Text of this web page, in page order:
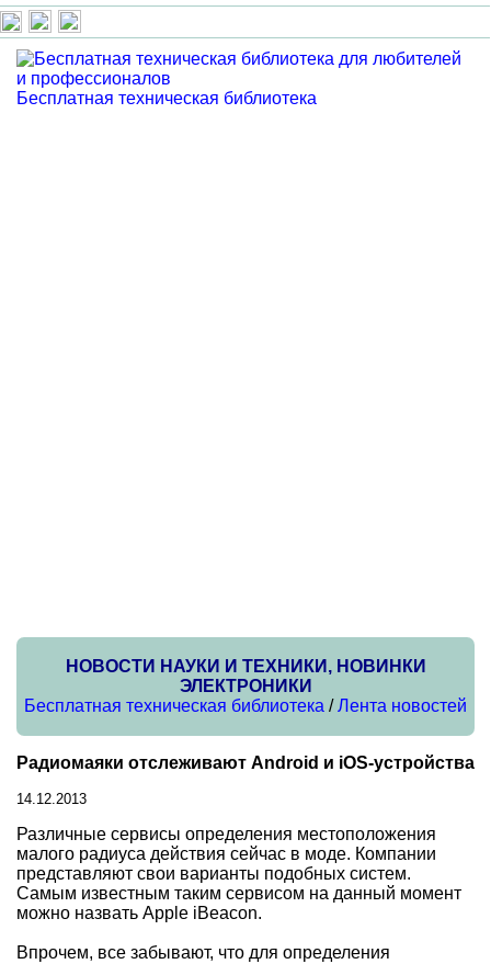
Бесплатная техническая библиотека
НОВОСТИ НАУКИ И ТЕХНИКИ, НОВИНКИ
ЭЛЕКТРОНИКИ
Бесплатная техническая библиотека /Лента новостей
Радиомаяки отслеживают Android и iOS-устройства
14.12.2013
Различные сервисы определения местоположения
малого радиуса действия сейчас в моде. Компании
представляют свои варианты подобных систем.
Самым известным таким сервисом на данный момент
можно назвать Apple iBeacon.
Впрочем, все забывают, что для определения